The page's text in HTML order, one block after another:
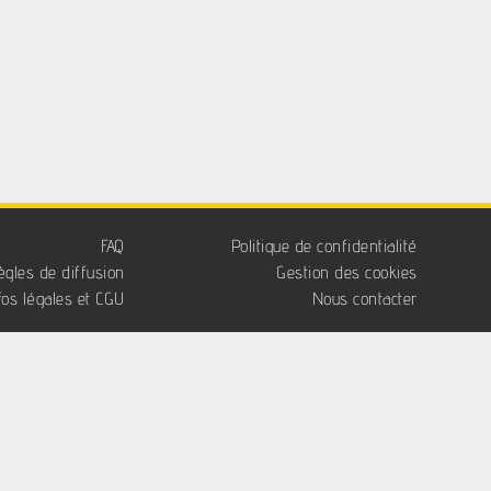
FAQ
de diffusion
légales et CGU
Politique de confidentialité
Gestion des cookies
Nous contacter